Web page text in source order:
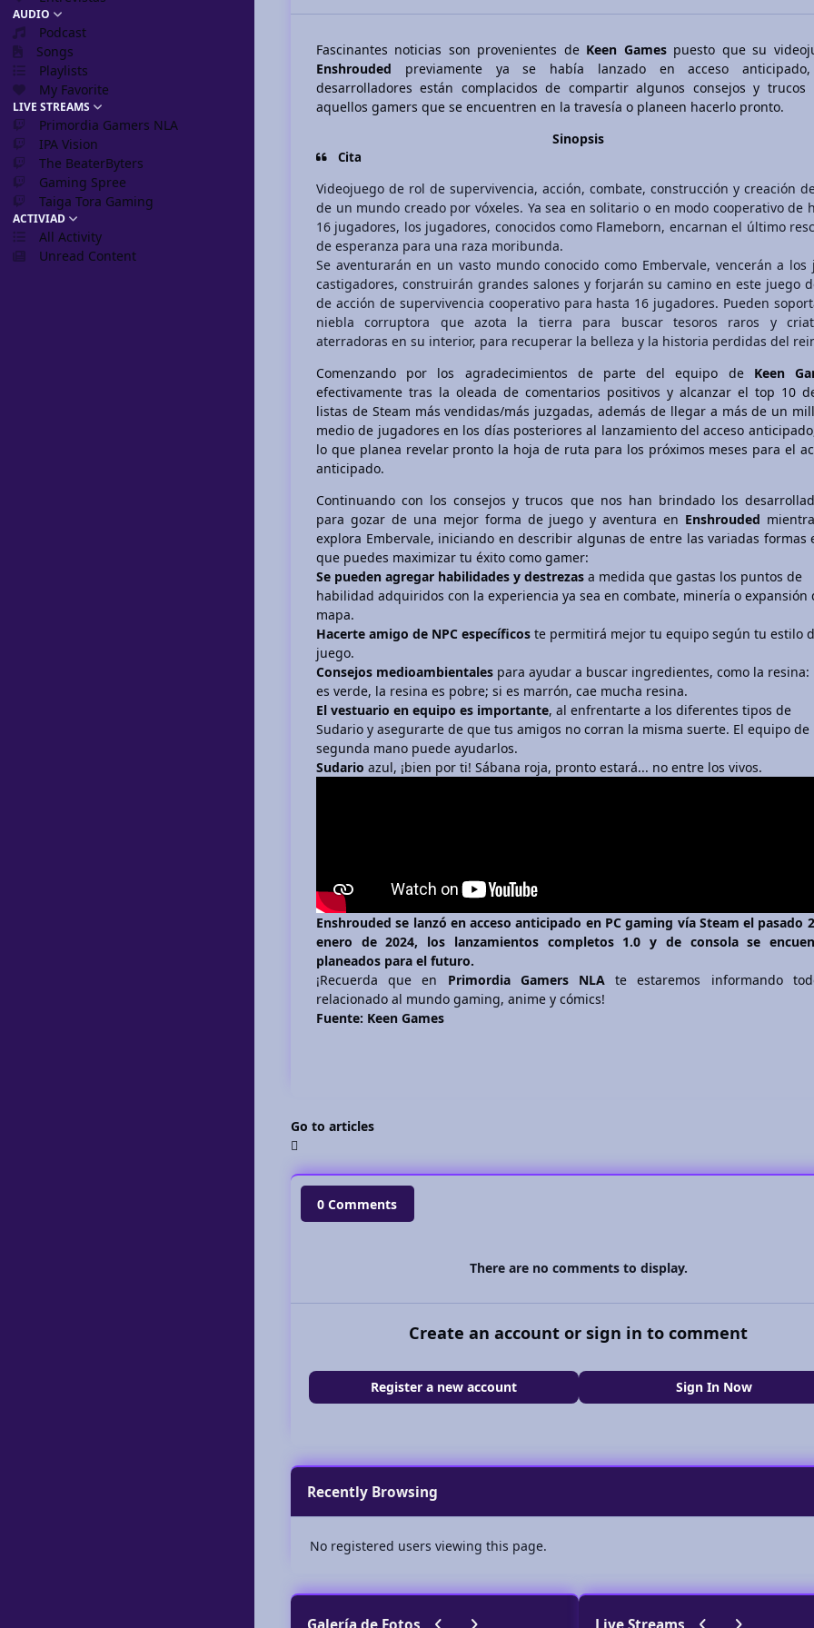
AUDIO
Podcast
Songs
Playlists
My Favorite
LIVE STREAMS
Primordia Gamers NLA
IPA Vision
The BeaterByters
Gaming Spree
Taiga Tora Gaming
ACTIVIAD
All Activity
Unread Content
Fascinantes noticias son provenientes de Keen Gamespuesto que su
Enshrouded previamente ya se había lanzado en acceso
desarrolladores están complacidos de compartir algunos consejos y trucos
aquellos gamers que se encuentren en la travesía o planeen hacerlo pronto.
Sinopsis
Cita
Videojuego de rol de supervivencia, acción, combate, construcción y creación
de un mundo creado por vóxeles. Ya sea en solitario o en modo cooperativo de
16 jugadores, los jugadores, conocidos como Flameborn, encarnan el último
de esperanza para una raza moribunda.
Se aventurarán en un vasto mundo conocido como Embervale, vencerán a los
castigadores, construirán grandes salones y forjarán su camino en este juego
de acción de supervivencia cooperativo para hasta 16 jugadores. Pueden
niebla corruptora que azota la tierra para buscar tesoros raros y
aterradoras en su interior, para recuperar la belleza y la historia perdidas del
Comenzando por los agradecimientos de parte del equipo de Keen
efectivamente tras la oleada de comentarios positivos y alcanzar el top 10
listas de Steam más vendidas/más juzgadas, además de llegar a más de un
medio de jugadores en los días posteriores al lanzamiento del acceso
lo que planea revelar pronto la hoja de ruta para los próximos meses para el
anticipado.
Continuando con los consejos y trucos que nos han brindado los
para gozar de una mejor forma de juego y aventura en Enshrouded
explora Embervale, iniciando en describir algunas de entre las variadas formas
que puedes maximizar tu éxito como gamer:
Se pueden agregar habilidades y destrezas a medida que gastas los puntos de
habilidad adquiridos con la experiencia ya sea en combate, minería o expansión
mapa.
Hacerte amigo de NPC específicos te permitirá mejor tu equipo según tu estilo
juego.
Consejos medioambientales para ayudar a buscar ingredientes, como la resina:
es verde, la resina es pobre; si es marrón, cae mucha resina.
El vestuario en equipo es importante, al enfrentarte a los diferentes tipos de
Sudario y asegurarte de que tus amigos no corran la misma suerte. El equipo de
segunda mano puede ayudarlos.
Sudario azul, ¡bien por ti! Sábana roja, pronto estará... no entre los vivos.
Enshrouded se lanzó en acceso anticipado en PC gaming vía Steam el pasado
enero de 2024, los lanzamientos completos 1.0 y de consola se
planeados para el futuro.
¡Recuerda que en Primordia Gamers NLA te estaremos informando
relacionado al mundo gaming, anime y cómics!
Fuente: Keen Games
Go to articles
0 Comments
There are no comments to display.
Create an account or sign in to comment
Register a new account Sign In Now
Recently Browsing
No registered users viewing this page.
Previous carousel slide
Next carousel slide Previous carousel
Next